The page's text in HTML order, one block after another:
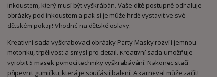
inkoustem, který musí být vyškrábán. Vaše dítě postupně odhaluje
obrázky pod inkoustem a pak si je může hrdě vystavit ve své
dětském pokoji! Vhodné na dětské oslavy.
Kreativní sada vyškrabovací obrázky Party Masky rozvíjí jemnou
motoriku, trpělivost a smysl pro detail. Kreativní sada umožňuje
vyrobit 5 masek pomocí techniky vyškrabávání. Nakonec stačí
připevnit gumičku, která je součástí balení. A karneval může začít!